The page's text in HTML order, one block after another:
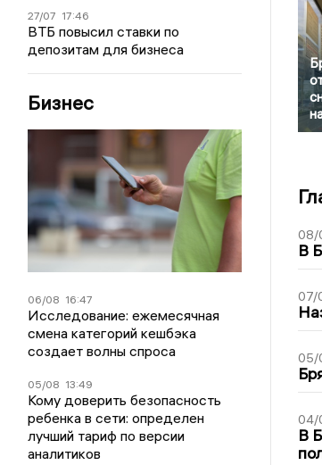
27/07 17:46
ВТБ повысил ставки по
депозитам для бизнеса
Бизнес
06/08 16:47
Исследование: ежемесячная
смена категорий кешбэка
создает волны спроса
05/08 13:49
Кому доверить безопасность
ребенка в сети: определен
лучший тариф по версии
аналитиков
08/
В
07/
05/
04/
В